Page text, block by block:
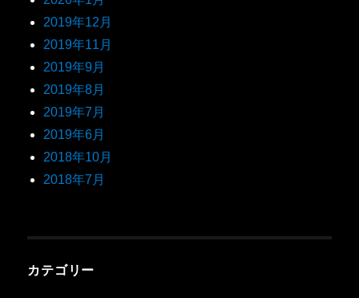
2019年12月
2019年11月
2019年9月
2019年8月
2019年7月
2019年6月
2018年10月
2018年7月
カテゴリー